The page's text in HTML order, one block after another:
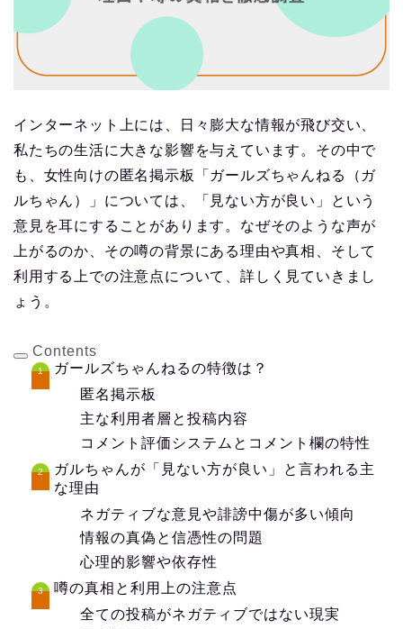
インターネット上には、日々膨大な情報が飛び交い、
私たちの生活に大きな影響を与えています。その中で
も、女性向けの匿名掲示板「ガールズちゃんねる（ガ
ルちゃん）」については、「見ない方が良い」という
意見を耳にすることがあります。なぜそのような声が
上がるのか、その噂の背景にある理由や真相、そして
利用する上での注意点について、詳しく見ていきまし
ょう。
Contents
ガールズちゃんねるの特徴は？
匿名掲示板
主な利用者層と投稿内容
コメント評価システムとコメント欄の特性
ガルちゃんが「見ない方が良い」と言われる主
な理由
ネガティブな意見や誹謗中傷が多い傾向
情報の真偽と信憑性の問題
心理的影響や依存性
噂の真相と利用上の注意点
全ての投稿がネガティブではない現実